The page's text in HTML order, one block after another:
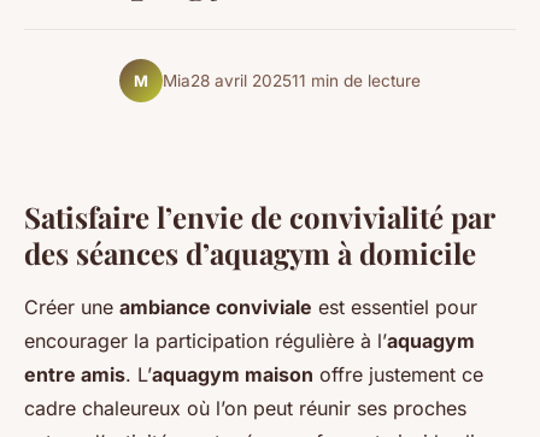
M Mia28 avril 202511 min de lecture
Satisfaire l’envie de convivialité par
des séances d’aquagym à domicile
Créer une ambiance conviviale est essentiel pour
encourager la participation régulière à l’aquagym
entre amis. L’aquagym maison offre justement ce
cadre chaleureux où l’on peut réunir ses proches